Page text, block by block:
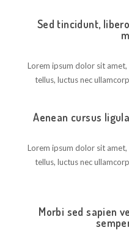
Sed tincidunt,
Lorem ipsum dolor sit
tellus, luctus nec
Aenean cursus
Lorem ipsum dolor sit
tellus, luctus nec
Morbi sed sapien